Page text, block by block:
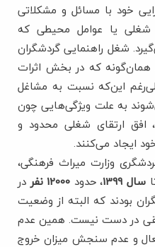
خود با مسائل و مشکلاتی
یا عوامل محیطی که
شغل راهنمایی گردشگران
همان‌گونه که در بخش اثرات
این‌که نسبت به مشاغل
به علت ویژگی‌هایی چون
افق ارتقای شغلی محدود و
ایجاد می‌کنند.
وزارت میراث فرهنگی،
سال 1399 ، حدود 12000 نفر
در
بودند که البته از وضعیت
در دست نیست. همین عدم
فعال و عدم سنجش میزان خروج